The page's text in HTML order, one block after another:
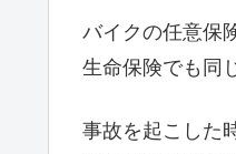
バイクの任意保
生命保険でも同
事故を起こした